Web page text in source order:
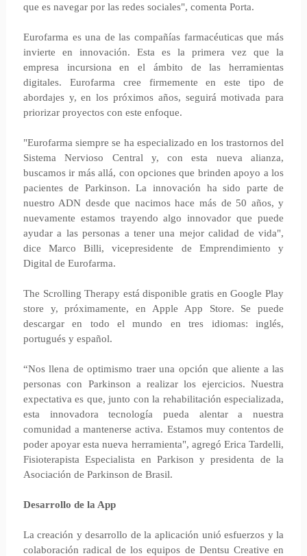
que es navegar por las redes sociales", comenta Porta.
Eurofarma es una de las compañías farmacéuticas que más
invierte en innovación. Esta es la primera vez que la
empresa incursiona en el ámbito de las herramientas
digitales. Eurofarma cree firmemente en este tipo de
abordajes y, en los próximos años, seguirá motivada para
priorizar proyectos con este enfoque.
"Eurofarma siempre se ha especializado en los trastornos del
Sistema Nervioso Central y, con esta nueva alianza,
buscamos ir más allá, con opciones que brinden apoyo a los
pacientes de Parkinson. La innovación ha sido parte de
nuestro ADN desde que nacimos hace más de 50 años, y
nuevamente estamos trayendo algo innovador que puede
ayudar a las personas a tener una mejor calidad de vida",
dice Marco Billi, vicepresidente de Emprendimiento y
Digital de Eurofarma.
The Scrolling Therapy está disponible gratis en Google Play
store y, próximamente, en Apple App Store. Se puede
descargar en todo el mundo en tres idiomas: inglés,
portugués y español.
“Nos llena de optimismo traer una opción que aliente a las
personas con Parkinson a realizar los ejercicios. Nuestra
expectativa es que, junto con la rehabilitación especializada,
esta innovadora tecnología pueda alentar a nuestra
comunidad a mantenerse activa. Estamos muy contentos de
poder apoyar esta nueva herramienta", agregó Erica Tardelli,
Fisioterapista Especialista en Parkison y presidenta de la
Asociación de Parkinson de Brasil.
Desarrollo de la App
La creación y desarrollo de la aplicación unió esfuerzos y la
colaboración radical de los equipos de Dentsu Creative en